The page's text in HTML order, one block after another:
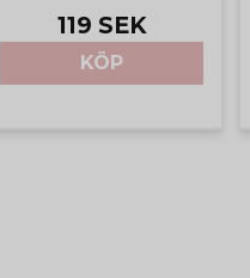
119 SEK
KÖP